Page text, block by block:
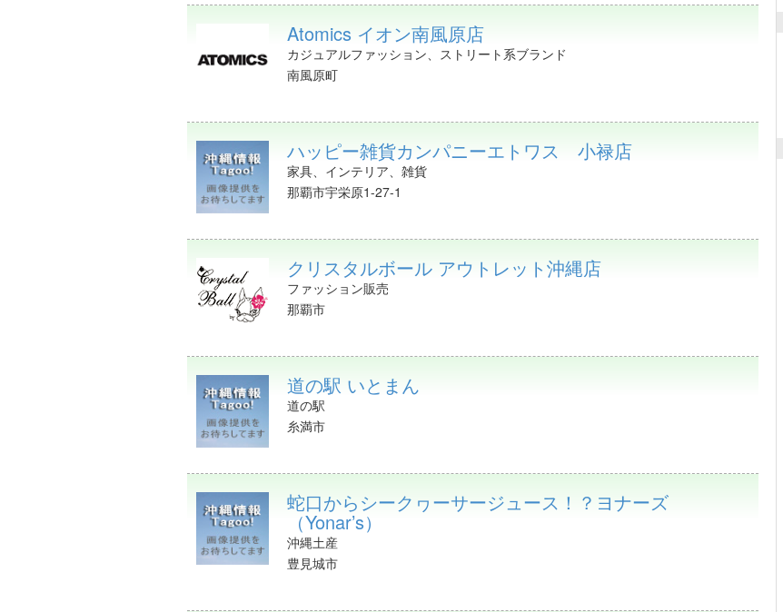
Atomics イオン南風原店
カジュアルファッション、ストリート系ブランド
南風原町
ハッピー雑貨カンパニーエトワス 小禄店
家具、インテリア、雑貨
那覇市宇栄原1-27-1
クリスタルボール アウトレット沖縄店
ファッション販売
那覇市
道の駅 いとまん
道の駅
糸満市
蛇口からシークヮーサージュース！？ヨナーズ
（Yonar’s）
沖縄土産
豊見城市